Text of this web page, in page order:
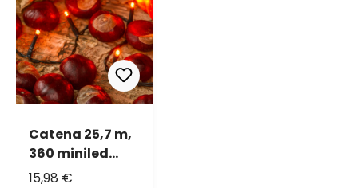
Catena 25,7 m,
360 miniled
arancioni, cavo
15,98 €